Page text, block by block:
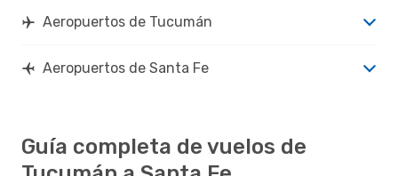
Aeropuertos de Tucumán
Aeropuertos de Santa Fe
Guía completa de vuelos de